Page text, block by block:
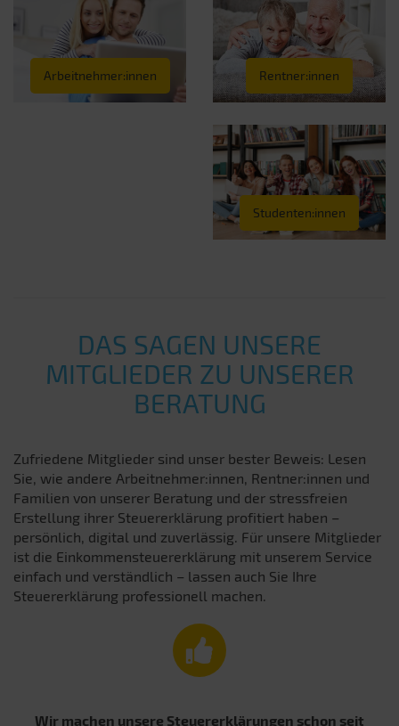
Arbeitnehmer:innen Rentner:innen
Studenten:innen
DAS SAGEN UNSERE
MITGLIEDER ZU UNSERER
BERATUNG
Zufriedene Mitglieder sind unser bester Beweis: Lesen
Sie, wie andere Arbeitnehmer:innen, Rentner:innen und
Familien von unserer Beratung und der stressfreien
Erstellung ihrer Steuererklärung profitiert haben –
persönlich, digital und zuverlässig. Für unsere Mitglieder
ist die Einkommensteuererklärung mit unserem Service
einfach und verständlich – lassen auch Sie Ihre
Steuererklärung professionell machen.
Wir machen unsere Steuererklärungen schon seit